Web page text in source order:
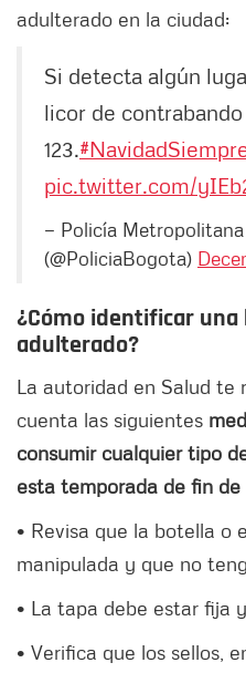
adulterado en la ciudad:
Si detecta algún
licor de
123.
pic.twitter.com/
— Policía
(@PoliciaBogota)
¿Cómo identificar
adulterado?
La autoridad en Salud te
cuenta las siguientes
consumir cualquier tipo
esta temporada de fin de
• Revisa que la botella o
manipulada y que no
• La tapa debe estar fija
• Verifica que los sellos,